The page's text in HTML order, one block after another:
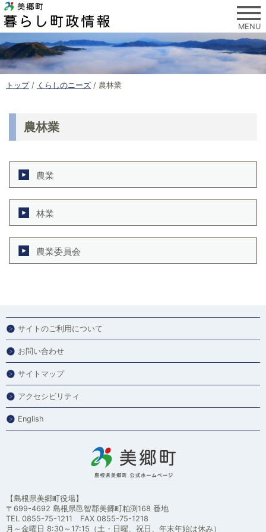
このページの本文へ
MENU
現
位
トップ/ くらしのニーズ / 農林業
農林業
農業
林業
農業委員会
サイトのご利用について
お問い合わせ
サイトマップ
アクセシビリティ
English
【島根県美郷町役場】
〒699-4692 島根県邑智郡美郷町粕渕168 番地
TEL 0855-75-1211 FAX 0855-75-1218
月～金曜日 8:30～17:15（土・日曜、祝日、年末年始は休み）